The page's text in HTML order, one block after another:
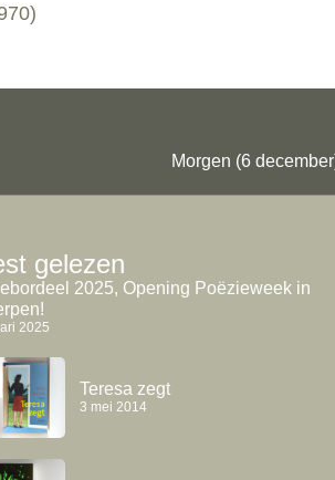
gelezen
2025, Opening Poëzieweek in
2025
Teresa zegt
3 mei 2014